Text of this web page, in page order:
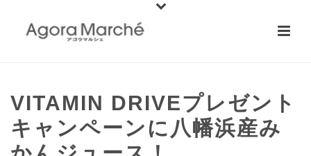
VITAMIN DRIVEプレゼント
キャンペーンに八幡浜産み